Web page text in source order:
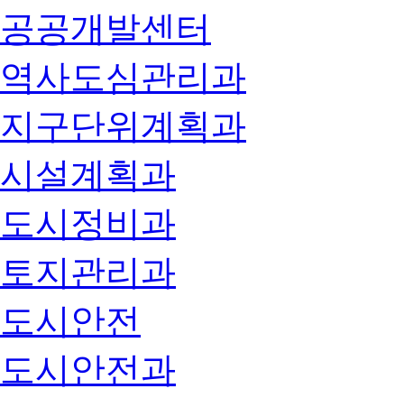
공공개발센터
역사도심관리과
지구단위계획과
시설계획과
도시정비과
토지관리과
도시안전
도시안전과